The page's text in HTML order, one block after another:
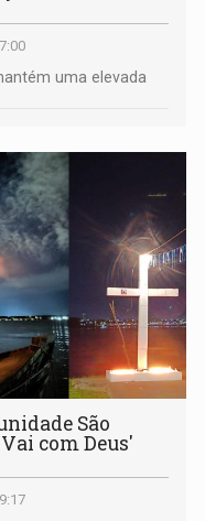
uma elevada
São
com Deus'